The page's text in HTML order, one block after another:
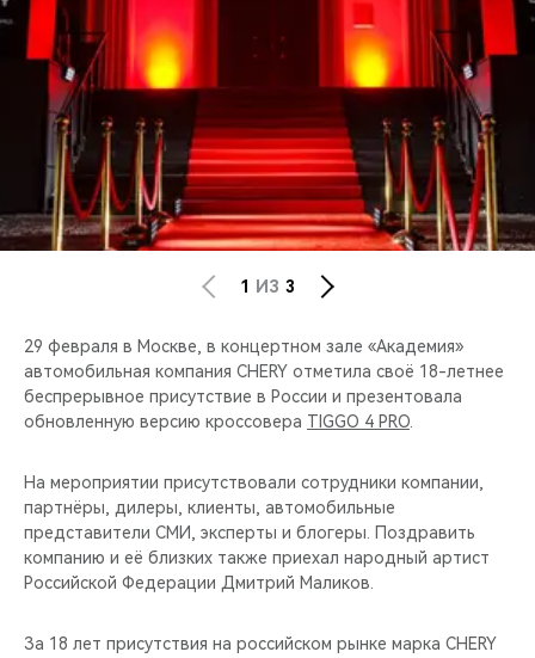
CHERY И СПОРТ
НАШИ МЕРОПРИЯТИЯ
ВИДЕООБЗОРЫ
CHERY ДЛЯ ДЕТЕЙ
1 ИЗ 3
29 февраля в Москве, в концертном зале «Академия»
автомобильная компания CHERY отметила своё 18-летнее
беспрерывное присутствие в России и презентовала
обновленную версию кроссовера TIGGO 4 PRO
На мероприятии присутствовали сотрудники компании,
партнёры, дилеры, клиенты, автомобильные
представители СМИ, эксперты и блогеры. Поздравить
компанию и её близких также приехал народный артист
Российской Федерации Дмитрий Маликов.
За 18 лет присутствия на российском рынке марка CHERY